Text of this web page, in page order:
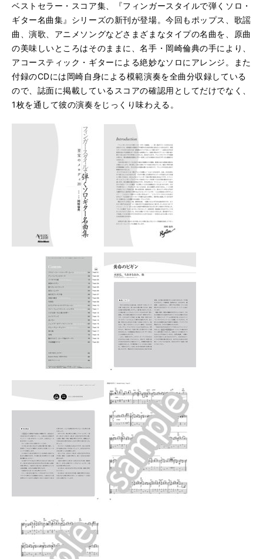
ベストセラー・スコア集、『フィンガースタイルで弾くソロ・
ギター名曲集』シリーズの新刊が登場。今回もポップス、歌謡
曲、演歌、アニメソングなどさまざまなタイプの名曲を、原曲
の美味しいところはそのままに、名手・岡崎倫典の手により、
アコースティック・ギターによる絶妙なソロにアレンジ。また
付録のCDには岡崎自身による模範演奏を全曲分収録している
ので、誌面に掲載しているスコアの確認用としてだけでなく、
1枚を通して彼の演奏をじっくり味わえる。